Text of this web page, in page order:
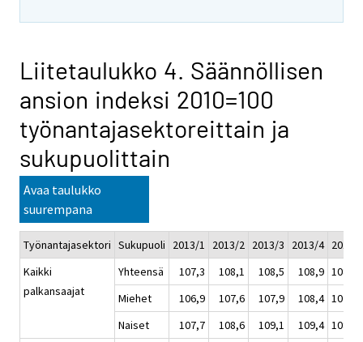
Liitetaulukko 4. Säännöllisen
ansion indeksi 2010=100
työnantajasektoreittain ja
sukupuolittain
Avaa taulukko
suurempana
Työnantajasektori Sukupuoli 2013/1 2013/2 2013/3 2013/4 2013
Kaikki
palkansaajat
Yhteensä 107,3 108,1 108,5 108,9 108,2
Miehet
106,9 107,6 107,9 108,4 107,7
Naiset
107,7 108,6 109,1 109,4 108,7